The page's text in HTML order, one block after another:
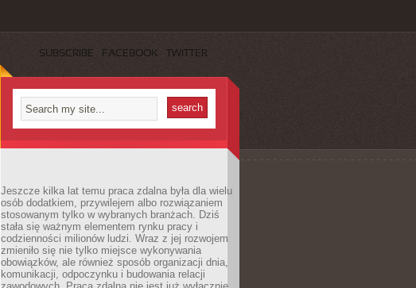
SUBSCRIBE FACEBOOK TWITTER
Jeszcze kilka lat temu praca zdalna była dla wielu
osób dodatkiem, przywilejem albo rozwiązaniem
stosowanym tylko w wybranych branżach. Dziś
stała się ważnym elementem rynku pracy i
codzienności milionów ludzi. Wraz z jej rozwojem
zmieniło się nie tylko miejsce wykonywania
obowiązków, ale również sposób organizacji dnia,
komunikacji, odpoczynku i budowania relacji